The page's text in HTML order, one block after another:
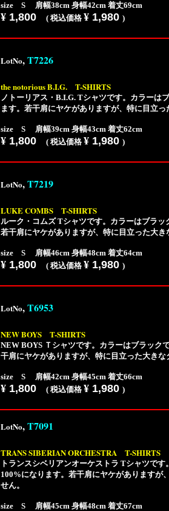
size S 肩幅38cm 身幅42cm 着丈69cm
¥ 1,800 ( 税込価格 ¥ 1,980 )
LotNo,T7226
the notorious B.I.G. T-SHIRTS
ノトーリアス・B.I.G. Tシャツです。カラーは
ます。若干肩にヤケがありますが、特に目立っ
size S 肩幅39cm 身幅43cm 着丈62cm
¥ 1,800 ( 税込価格 ¥ 1,980 )
LotNo,T7219
LUKE COMBS T-SHIRTS
ルーク・コムズ Tシャツです。カラーはブラッ
若干肩にヤケがありますが、特に目立った大き
size S 肩幅46cm 身幅48cm 着丈64cm
¥ 1,800 ( 税込価格 ¥ 1,980 )
LotNo,T6953
NEW BOYS T-SHIRTS
NEW BOYS Ｔシャツです。カラーはブラック
干肩にヤケがありますが、特に目立った大きな
size S 肩幅42cm 身幅45cm 着丈66cm
¥ 1,800 ( 税込価格 ¥ 1,980 )
LotNo,T7091
TRANS SIBERIAN ORCHESTRA T-SHIRTS
トランスシベリアンオーケストラ Tシャツで
100%になります。若干肩にヤケがありますが
せん。
size S 肩幅45cm 身幅48cm 着丈67cm